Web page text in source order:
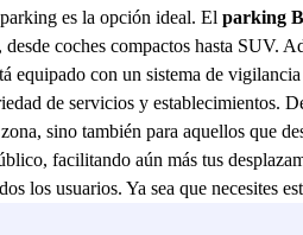
es la opción ideal. El parking
coches compactos hasta SUV.
con un sistema de
de servicios y establecimientos.
sino también para aquellos que
facilitando aún más tus
los usuarios. Ya sea que necesites